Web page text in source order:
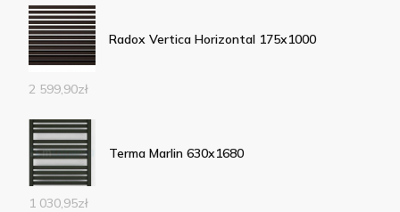
Radox Vertica Horizontal 175x1000
2 599,90zł
Terma Marlin 630x1680
1 030,95zł